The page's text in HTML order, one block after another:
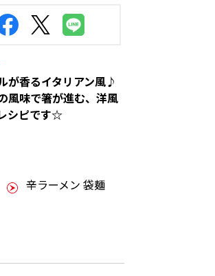
が香るイタリアン風♪
風味で箸が進む、洋風
シピです☆
辛ラーメン 袋麺